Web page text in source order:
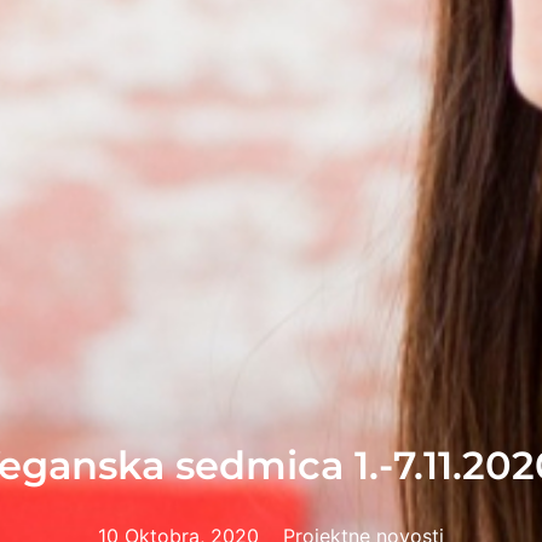
sedmica 1.-
10 Oktobra, 2020 Projektne novosti